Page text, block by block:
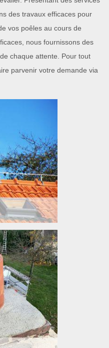
des travaux efficaces pour
vos poêles au cours de
nous fournissons des
chaque attente. Pour tout
parvenir votre demande via